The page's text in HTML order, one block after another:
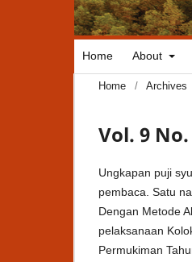
Home About
Home / Archives
Vol. 9 No.
Ungkapan puji
pembaca. Satu
Dengan Metode
pelaksanaan
Permukiman